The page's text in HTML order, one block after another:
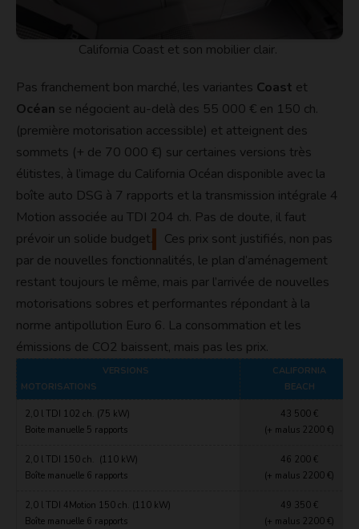
California Coast et son mobilier clair.
Pas franchement bon marché, les variantes Coast et
Océan se négocient au-delà des 55 000 € en 150 ch.
(première motorisation accessible) et atteignent des
sommets (+ de 70 000 €) sur certaines versions très
élitistes, à l’image du California Océan disponible avec la
boîte auto DSG à 7 rapports et la transmission intégrale 4
Motion associée au TDI 204 ch. Pas de doute, il faut
prévoir un solide budget.
Ces prix sont justifiés, non pas
par de nouvelles fonctionnalités, le plan d’aménagement
restant toujours le même, mais par l’arrivée de nouvelles
motorisations sobres et performantes répondant à la
norme antipollution Euro 6. La consommation et les
émissions de CO2 baissent, mais pas les prix.
VERSIONS
MOTORISATIONS
CALIFORNIA
BEACH
2,0 l TDI 102 ch. (75 kW)
Boite manuelle 5 rapports
43 500 €
(+ malus 2200 €)
2,0 l TDI 150 ch. (110 kW)
Boîte manuelle 6 rapports
46 200 €
(+ malus 2200 €)
2,0 l TDI 4Motion 150 ch. (110 kW)
Boîte manuelle 6 rapports
49 350 €
(+ malus 2200 €)